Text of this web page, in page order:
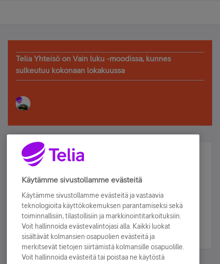
Telia Yhteisö on Vain luku -moodissa, kunnes
sulkeutuu kokonaan lokakuussa
Älä jää paitsi – osallistu ja voita!
Tilaa Telian uutiskirje ja olet mukana arvonnassa.
sähköpostiisi.
Tilaa nyt
Käytämme sivustollamme evästeitä
Käytämme sivustollamme evästeitä ja vastaavia
teknologioita käyttökokemuksen parantamiseksi sekä
toiminnallisiin, tilastollisiin ja markkinointitarkoituksiin.
Voit hallinnoida evästevalintojasi alla. Kaikki luokat
sisältävät kolmansien osapuolien evästeitä ja
merkitsevät tietojen siirtämistä kolmansille osapuolille.
Voit hallinnoida evästeitä tai poistaa ne käytöstä